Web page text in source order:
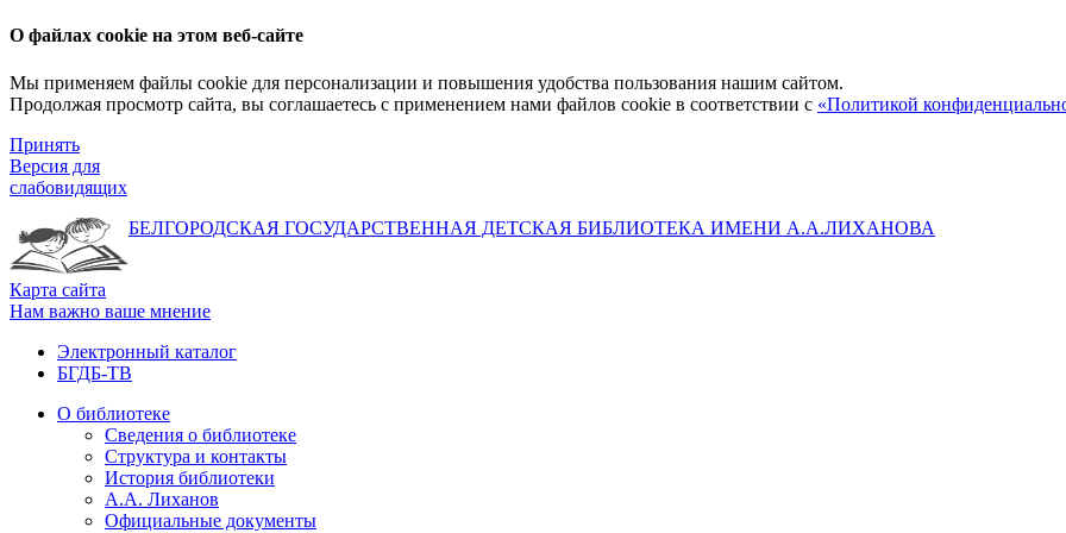
О файлах cookie на этом веб-сайте
Мы применяем файлы cookie для персонализации и повышения удобства пользования нашим сайтом.
Продолжая просмотр сайта, вы соглашаетесь с применением нами файлов cookie в соответствии с «Политикой
Принять
Версия для
слабовидящих
БЕЛГОРОДСКАЯ ГОСУДАРСТВЕННАЯ ДЕТСКАЯ БИБЛИОТЕКА ИМЕНИ А.А.ЛИХАНОВА
Карта сайта
Нам важно ваше мнение
Электронный каталог
БГДБ-ТВ
О библиотеке
Сведения о библиотеке
Структура и контакты
История библиотеки
А.А. Лиханов
Официальные документы